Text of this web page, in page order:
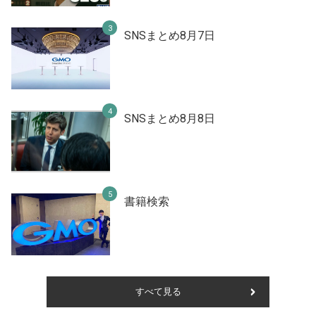
SNSまとめ8月7日
SNSまとめ8月8日
書籍検索
すべて見る